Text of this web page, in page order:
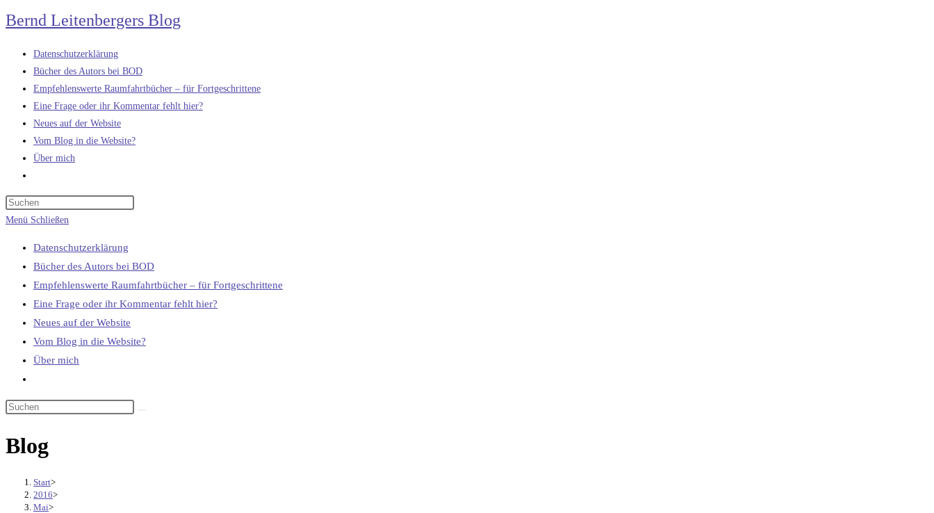
Zum
Inhalt
springen
Bernd Leitenbergers Blog
Datenschutzerklärung
Bücher des Autors bei BOD
Empfehlenswerte Raumfahrtbücher – für Fortgeschrittene
Eine Frage oder ihr Kommentar fehlt hier?
Neues auf der Website
Vom Blog in die Website?
Über mich
umschalten
Menü Schließen
Datenschutzerklärung
Bücher des Autors bei BOD
Empfehlenswerte Raumfahrtbücher – für Fortgeschrittene
Eine Frage oder ihr Kommentar fehlt hier?
Neues auf der Website
Vom Blog in die Website?
Über mich
umschalten
Blog
Start>
2016>
Mai>